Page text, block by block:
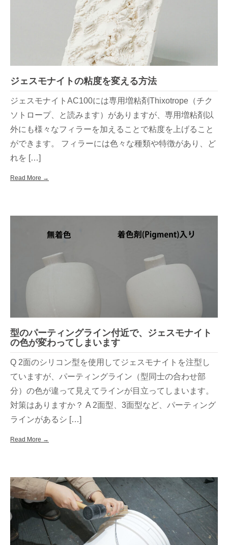
ジェスモナイトの粘度を変える方法
ジェスモナイトAC100には専用増粘剤Thixotrope（チク
ソトロープ、と読みます）がありますが、専用増粘剤以
外にも様々なフィラーを加えることで粘度を上げること
ができます。 フィラーには色々な種類や特徴があり、ど
れを […]
Read More →
型のパーティングライン付近で、ジェスモナイト
の色が変わってしまいます
Q 2面のシリコン型を使用してジェスモナイトを注型し
ていますが、パーティングライン（型同士の合わせ部
分）の色が違って見えてラインが目立ってしまいます。
対策はありますか？ A 2面型、3面型など、パーティング
ラインがあるシ […]
Read More →